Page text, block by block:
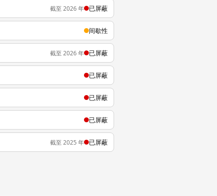
截至 2026 年 已屏蔽
间歇性
截至 2026 年 已屏蔽
已屏蔽
已屏蔽
已屏蔽
截至 2025 年 已屏蔽